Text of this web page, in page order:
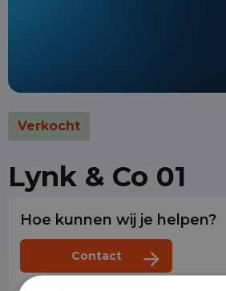
Verkocht
Lynk & Co 01
Hoe kunnen wij je helpen?
Contact